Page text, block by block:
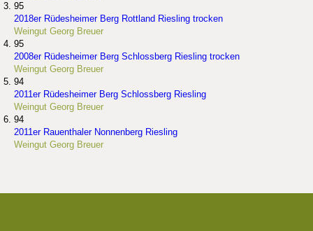
95
2018er Rüdesheimer Berg Rottland Riesling trocken
Weingut Georg Breuer
95
2008er Rüdesheimer Berg Schlossberg Riesling trocken
Weingut Georg Breuer
94
2011er Rüdesheimer Berg Schlossberg Riesling
Weingut Georg Breuer
94
2011er Rauenthaler Nonnenberg Riesling
Weingut Georg Breuer